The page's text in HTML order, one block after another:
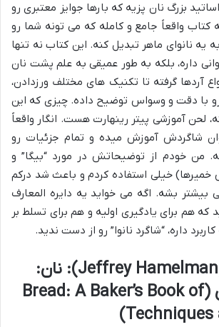
بزرگ نان پزیه که بارها جوایز معتبری رو
یه کتاب واقعاً جامع و کامله که می تونه شما رو
یه نانوای ماهر تبدیل کنه. این کتاب نه تنها
داره، بلکه به طور عمیقی به علم پشت نان
آردها گرفته تا تکنیک های مختلف ورزدادن،
با دقت و وسواس توضیح داده. چیزی که این
لحن آموزشی پیتر رینهارت هست. انگار واقعاً
شاگردش آموزش میده و تمام جزئیات رو
من خودم از توضیحاتش در مورد “بیگا” و
خمیرها) خیلی استفاده کردم و باعث شد درکم
بیشتر بشه. اگه می خواید یه دایره المعارف
که هم برای یادگیری اولیه و هم برای تسلط بر
داره، “شاگرد نانوا” رو از دست ندید.
جفری هامن (Jeffrey Hamelman): نان:
رویکرد نانوایی (Bread: A Baker’s Book of
Techniques